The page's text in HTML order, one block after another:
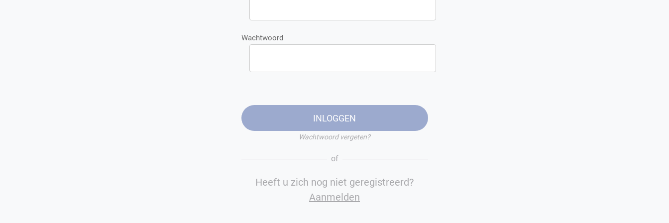
Wachtwoord
INLOGGEN
Wachtwoord vergeten?
of
Heeft u zich nog niet geregistreerd?
Aanmelden